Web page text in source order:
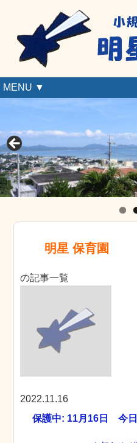
MENU ▼
明星 保育園
の記事一覧
2022.11.16
保護中: 11月16日 今日